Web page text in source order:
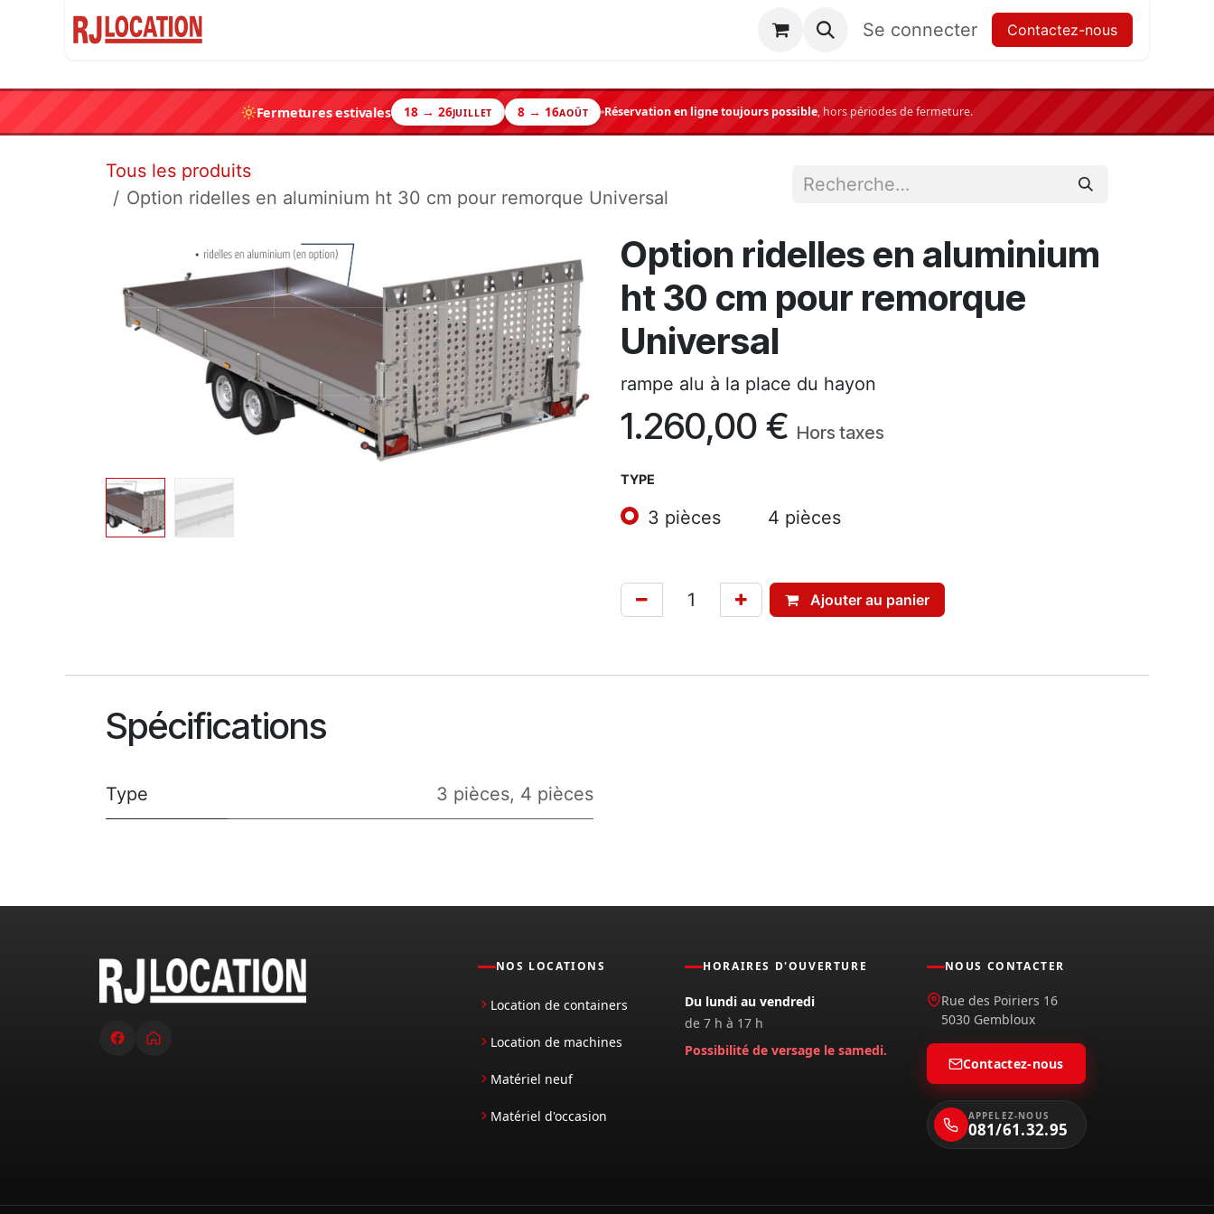
Se connecter Contactez-nous
Fermetures estivales 18 → 26JUILLET 8 → 16AOÛT Réservation en ligne toujours possible, hors périodes de fermeture.
Tous les produits
Option ridelles en aluminium ht 30 cm pour remorque Universal
Option ridelles en aluminium
ht 30 cm pour remorque
Universal
rampe alu à la place du hayon
1.260,00 € Hors taxes
TYPE
3 pièces 4 pièces
Ajouter au panier
Spécifications
Type 3 pièces, 4 pièces
NOS LOCATIONS
Location de containers
Location de machines
Matériel neuf
Matériel d'occasion
HORAIRES D'OUVERTURE
Du lundi au vendredi
de 7 h à 17 h
Possibilité de versage le samedi.
NOUS CONTACTER
Rue des Poiriers 16
5030 Gembloux
Contactez-nous
APPELEZ-NOUS
081/61.32.95